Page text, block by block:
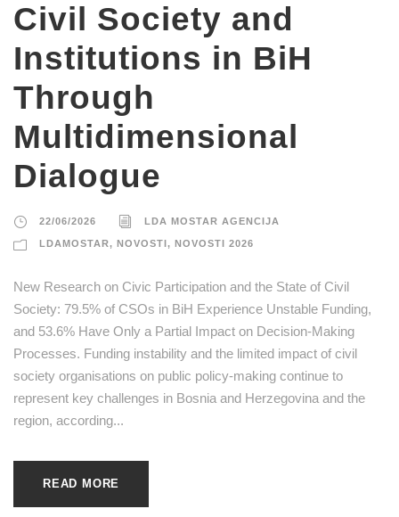
Civil Society and
Institutions in BiH
Through
Multidimensional
Dialogue
22/06/2026 LDA MOSTAR AGENCIJA
LDAMOSTAR, NOVOSTI , NOVOSTI 2026
New Research on Civic Participation and the State of Civil
Society: 79.5% of CSOs in BiH Experience Unstable Funding,
and 53.6% Have Only a Partial Impact on Decision-Making
Processes. Funding instability and the limited impact of civil
society organisations on public policy-making continue to
represent key challenges in Bosnia and Herzegovina and the
region, according...
READ MORE